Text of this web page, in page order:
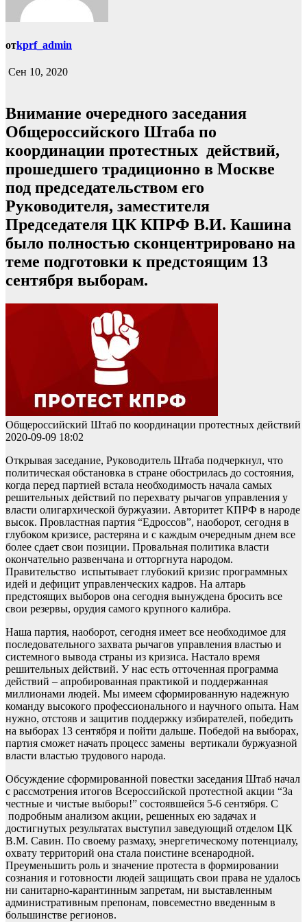
отkprf_admin
Сен 10, 2020
Внимание очередного заседания
Общероссийского Штаба по
координации протестных действий,
прошедшего традиционно в Москве
под председательством его
Руководителя, заместителя
Председателя ЦК КПРФ В.И. Кашина
было полностью сконцентрировано на
теме подготовки к предстоящим 13
сентября выборам.
Общероссийский Штаб по координации протестных действий
2020-09-09 18:02
Открывая заседание, Руководитель Штаба подчеркнул, что
политическая обстановка в стране обострилась до состояния,
когда перед партией встала необходимость начала самых
решительных действий по перехвату рычагов управления у
власти олигархической буржуазии. Авторитет КПРФ в народе
высок. Провластная партия “Едроссов”, наоборот, сегодня в
глубоком кризисе, растеряна и с каждым очередным днем все
более сдает свои позиции. Провальная политика власти
окончательно развенчана и отторгнута народом.
Правительство испытывает глубокий кризис программных
идей и дефицит управленческих кадров. На алтарь
предстоящих выборов она сегодня вынуждена бросить все
свои резервы, орудия самого крупного калибра.
Наша партия, наоборот, сегодня имеет все необходимое для
последовательного захвата рычагов управления властью и
системного вывода страны из кризиса. Настало время
решительных действий. У нас есть отточенная программа
действий – апробированная практикой и поддержанная
миллионами людей. Мы имеем сформированную надежную
команду высокого профессионального и научного опыта. Нам
нужно, отстояв и защитив поддержку избирателей, победить
на выборах 13 сентября и пойти дальше. Победой на выборах,
партия сможет начать процесс замены вертикали буржуазной
власти властью трудового народа.
Обсуждение сформированной повестки заседания Штаб начал
с рассмотрения итогов Всероссийской протестной акции “За
честные и чистые выборы!” состоявшейся 5-6 сентября. С
подробным анализом акции, решенных ею задачах и
достигнутых результатах выступил заведующий отделом ЦК
В.М. Савин. По своему размаху, энергетическому потенциалу,
охвату территорий она стала поистине всенародной.
Преуменьшить роль и значение протеста в формировании
сознания и готовности людей защищать свои права не удалось
ни санитарно-карантинным запретам, ни выставленным
административным препонам, повсеместно введенным в
большинстве регионов.